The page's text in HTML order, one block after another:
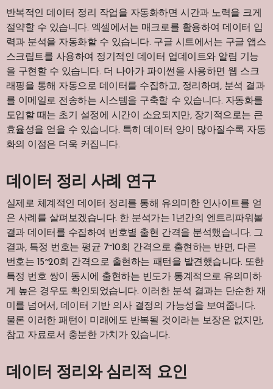
반복적인 데이터 정리 작업을 자동화하면 시간과 노력을 크게
절약할 수 있습니다. 엑셀에서는 매크로를 활용하여 데이터 입
력과 분석을 자동화할 수 있습니다. 구글 시트에서는 구글 앱스
스크립트를 사용하여 정기적인 데이터 업데이트와 알림 기능
을 구현할 수 있습니다. 더 나아가 파이썬을 사용하면 웹 스크
래핑을 통해 자동으로 데이터를 수집하고, 정리하며, 분석 결과
를 이메일로 전송하는 시스템을 구축할 수 있습니다. 자동화를
도입할 때는 초기 설정에 시간이 소요되지만, 장기적으로는 큰
효율성을 얻을 수 있습니다. 특히 데이터 양이 많아질수록 자동
화의 이점은 더욱 커집니다.
데이터 정리 사례 연구
실제로 체계적인 데이터 정리를 통해 유의미한 인사이트를 얻
은 사례를 살펴보겠습니다. 한 분석가는 1년간의 엔트리파워볼
결과 데이터를 수집하여 번호별 출현 간격을 분석했습니다. 그
결과, 특정 번호는 평균 7~10회 간격으로 출현하는 반면, 다른
번호는 15~20회 간격으로 출현하는 패턴을 발견했습니다. 또한
특정 번호 쌍이 동시에 출현하는 빈도가 통계적으로 유의미하
게 높은 경우도 확인되었습니다. 이러한 분석 결과는 단순한 재
미를 넘어서, 데이터 기반 의사 결정의 가능성을 보여줍니다.
물론 이러한 패턴이 미래에도 반복될 것이라는 보장은 없지만,
참고 자료로서 충분한 가치가 있습니다.
데이터 정리와 심리적 요인